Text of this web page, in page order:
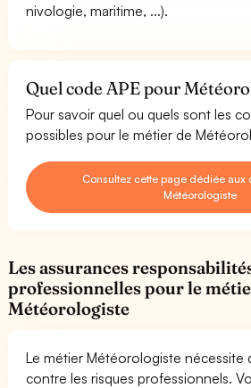
nivologie, maritime, ...).
Quel code APE pour
Pour savoir quel ou quels sont les
possibles pour le métier de
Consultez cette page dédiée aux
Météorologiste
Les assurances
professionnelles pour le
Météorologiste
Le métier Météorologiste nécessite
contre les risques professionnels.